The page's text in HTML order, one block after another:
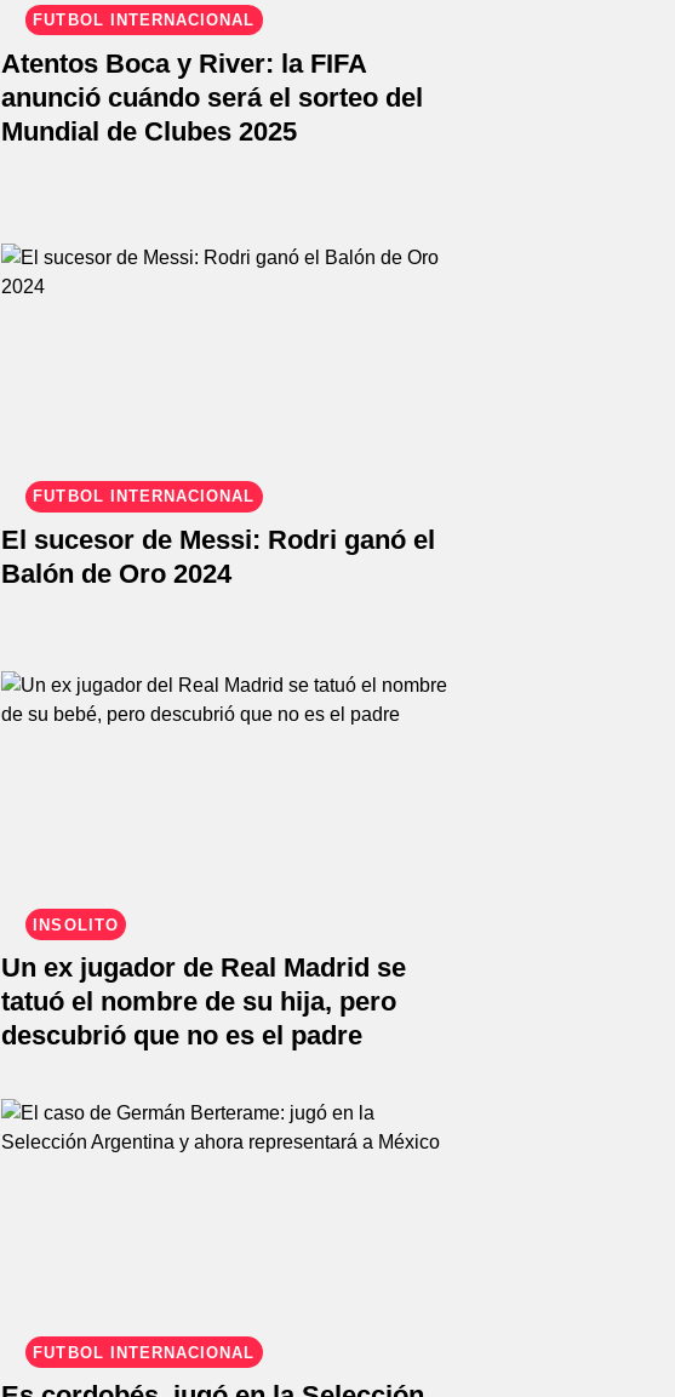
FÚTBOL INTERNACIONAL
Atentos Boca y River: la FIFA
anunció cuándo será el sorteo del
Mundial de Clubes 2025
FÚTBOL INTERNACIONAL
El sucesor de Messi: Rodri ganó el
Balón de Oro 2024
INSÓLITO
Un ex jugador de Real Madrid se
tatuó el nombre de su hija, pero
descubrió que no es el padre
FÚTBOL INTERNACIONAL